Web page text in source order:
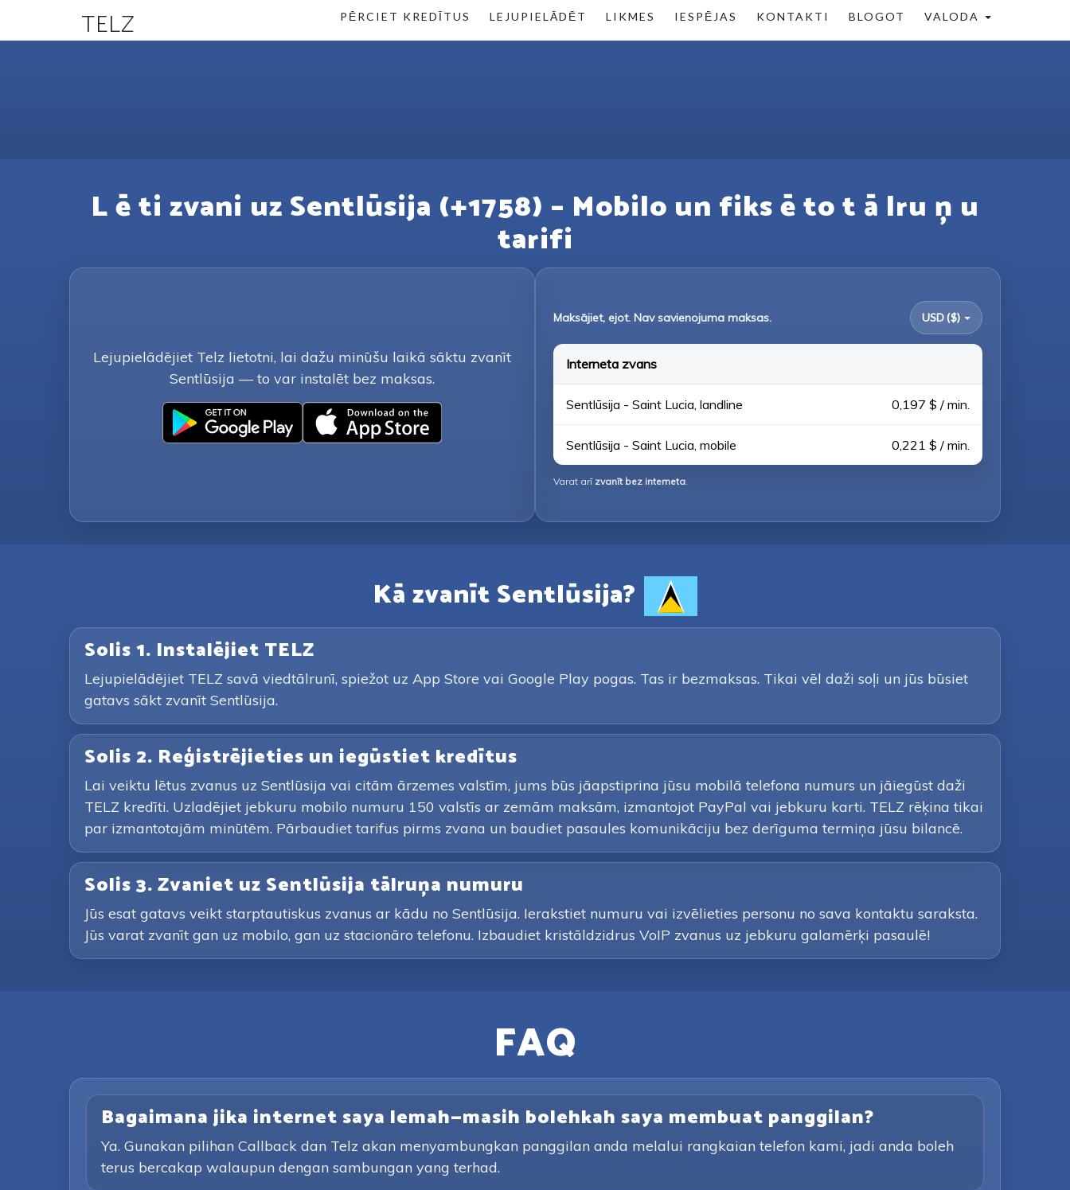
TELZ PĒRCIET KREDĪTUS LEJUPIELĀDĒT LIKMES IESPĒJAS KONTAKTI BLOGOT VALODA
L ē ti zvani uz Sentlūsija (+1758) – Mobilo un fiks ē to t ā lru ņ u
tarifi
Lejupielādējiet Telz lietotni, lai dažu minūšu laikā sāktu zvanīt
Sentlūsija — to var instalēt bez maksas.
Maksājiet, ejot. Nav savienojuma maksas. USD ($)
Interneta zvans
Sentlūsija - Saint Lucia, landline 0,197 $ / min.
Sentlūsija - Saint Lucia, mobile 0,221 $ / min.
Varat arī zvanīt bez interneta.
Kā zvanīt Sentlūsija?
Solis 1. Instalējiet TELZ
Lejupielādējiet TELZ savā viedtālrunī, spiežot uz App Store vai Google Play pogas. Tas ir bezmaksas. Tikai vēl daži soļi un jūs būsiet
gatavs sākt zvanīt Sentlūsija.
Solis 2. Reģistrējieties un iegūstiet kredītus
Lai veiktu lētus zvanus uz Sentlūsija vai citām ārzemes valstīm, jums būs jāapstiprina jūsu mobilā telefona numurs un jāiegūst daži
TELZ kredīti. Uzladējiet jebkuru mobilo numuru 150 valstīs ar zemām maksām, izmantojot PayPal vai jebkuru karti. TELZ rēķina tikai
par izmantotajām minūtēm. Pārbaudiet tarifus pirms zvana un baudiet pasaules komunikāciju bez derīguma termiņa jūsu bilancē.
Solis 3. Zvaniet uz Sentlūsija tālruņa numuru
Jūs esat gatavs veikt starptautiskus zvanus ar kādu no Sentlūsija. Ierakstiet numuru vai izvēlieties personu no sava kontaktu saraksta.
Jūs varat zvanīt gan uz mobilo, gan uz stacionāro telefonu. Izbaudiet kristāldzidrus VoIP zvanus uz jebkuru galamērķi pasaulē!
FAQ
Bagaimana jika internet saya lemah—masih bolehkah saya membuat panggilan?
Ya. Gunakan pilihan Callback dan Telz akan menyambungkan panggilan anda melalui rangkaian telefon kami, jadi anda boleh
terus bercakap walaupun dengan sambungan yang terhad.